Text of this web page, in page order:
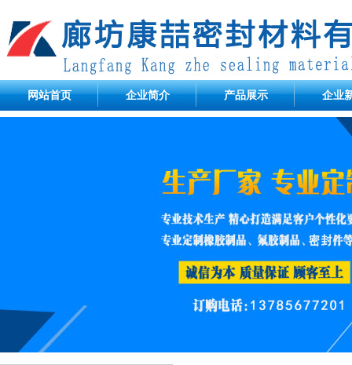
网站首页 企业简介 产品展示 企业